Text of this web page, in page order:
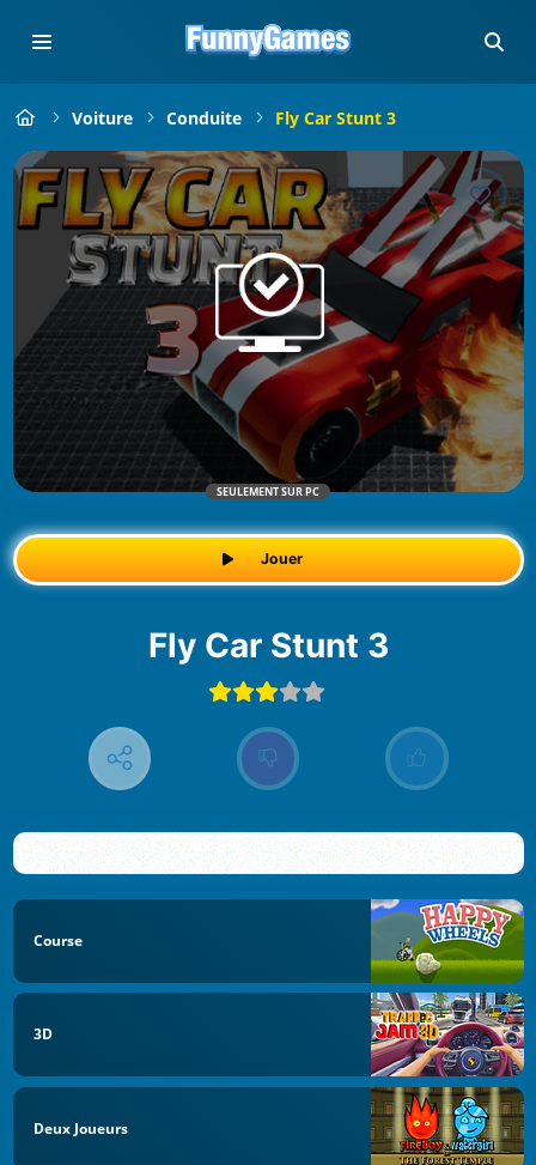
Voiture Conduite Fly Car Stunt 3
SEULEMENT SUR PC
Jouer
Fly Car Stunt 3
Course
3D
Deux Joueurs